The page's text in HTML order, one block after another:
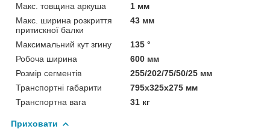
Макс. товщина аркуша
1 мм
Макс. ширина розкриття
притискної балки
43 мм
Максимальний кут згину
135 °
Робоча ширина
600 мм
Розмір сегментів
255/202/75/50/25 мм
Транспортні габарити
795х325х275 мм
Транспортна вага
31 кг
Приховати